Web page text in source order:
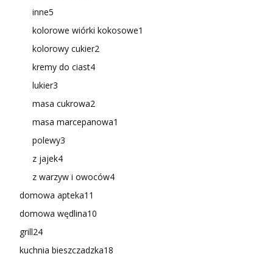
inne5
kolorowe wiórki kokosowe1
kolorowy cukier2
kremy do ciast4
lukier3
masa cukrowa2
masa marcepanowa1
polewy3
z jajek4
z warzyw i owoców4
domowa apteka11
domowa wędlina10
grill24
kuchnia bieszczadzka18